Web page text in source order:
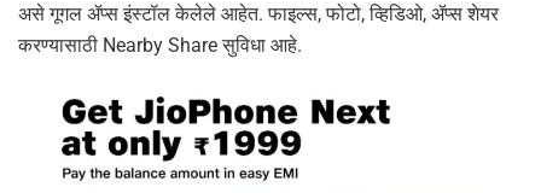
असे गूगल ॲप्स इंस्टॉल केलेले आहेत. फाइल्स, फोटो, व्हिडिओ, ॲप्स शेयर
करण्यासाठी Nearby Share सुविधा आहे.